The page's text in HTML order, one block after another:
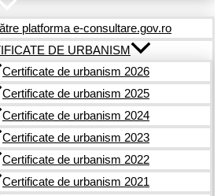
platforma e-consultare.gov.ro
DE URBANISM
Certificate de urbanism 2026
Certificate de urbanism 2025
Certificate de urbanism 2024
Certificate de urbanism 2023
Certificate de urbanism 2022
Certificate de urbanism 2021